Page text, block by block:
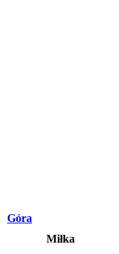
Góra
Miłka